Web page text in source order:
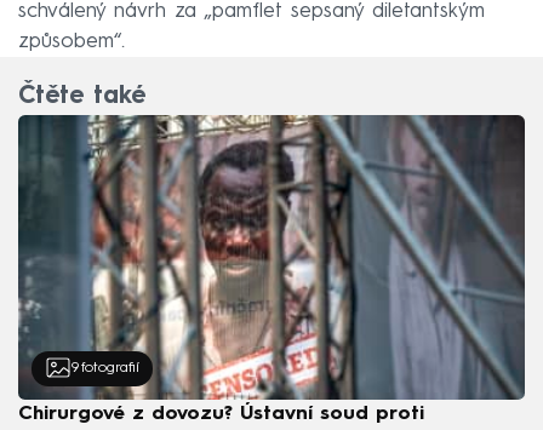
schválený návrh za „pamflet sepsaný diletantským
způsobem“.
Čtěte také
9 fotografií
Chirurgové z dovozu? Ústavní soud proti